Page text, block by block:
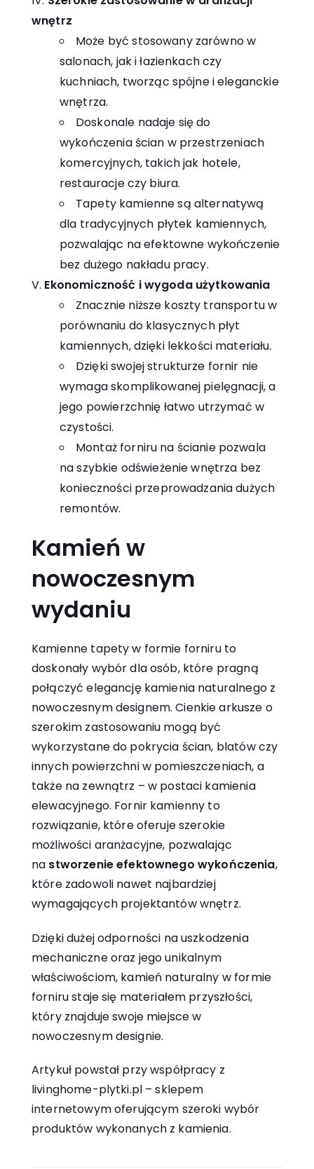
wnętrz
Może być stosowany zarówno w
salonach, jak i łazienkach czy
kuchniach, tworząc spójne i eleganckie
wnętrza.
Doskonale nadaje się do
wykończenia ścian w przestrzeniach
komercyjnych, takich jak hotele,
restauracje czy biura.
Tapety kamienne są alternatywą
dla tradycyjnych płytek kamiennych,
pozwalając na efektowne wykończenie
bez dużego nakładu pracy.
Ekonomiczność i wygoda użytkowania
Znacznie niższe koszty transportu w
porównaniu do klasycznych płyt
kamiennych, dzięki lekkości materiału.
Dzięki swojej strukturze fornir nie
wymaga skomplikowanej pielęgnacji, a
jego powierzchnię łatwo utrzymać w
czystości.
Montaż forniru na ścianie pozwala
na szybkie odświeżenie wnętrza bez
konieczności przeprowadzania dużych
remontów.
Kamień w
nowoczesnym
wydaniu
Kamienne tapety w formie forniru to
doskonały wybór dla osób, które pragną
połączyć elegancję kamienia naturalnego z
nowoczesnym designem. Cienkie arkusze o
szerokim zastosowaniu mogą być
wykorzystane do pokrycia ścian, blatów czy
innych powierzchni w pomieszczeniach, a
także na zewnątrz – w postaci kamienia
elewacyjnego. Fornir kamienny to
rozwiązanie, które oferuje szerokie
możliwości aranżacyjne, pozwalając
na stworzenie efektownego wykończenia,
które zadowoli nawet najbardziej
wymagających projektantów wnętrz.
Dzięki dużej odporności na uszkodzenia
mechaniczne oraz jego unikalnym
właściwościom, kamień naturalny w formie
forniru staje się materiałem przyszłości,
który znajduje swoje miejsce w
nowoczesnym designie.
Artykuł powstał przy współpracy z
livinghome-plytki.pl – sklepem
internetowym oferującym szeroki wybór
produktów wykonanych z kamienia.